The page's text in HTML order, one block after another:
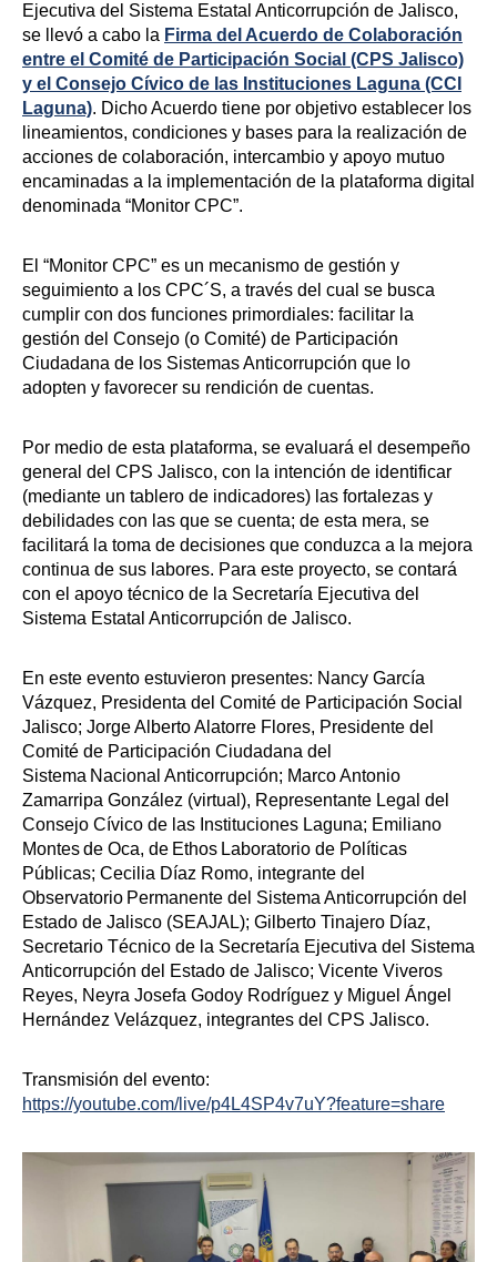
Ejecutiva del Sistema Estatal Anticorrupción de Jalisco,
se llevó a cabo la Firma del Acuerdo de Colaboración
entre el Comité de Participación Social (CPS Jalisco)
y el Consejo Cívico de las Instituciones Laguna (CCI
Laguna). Dicho Acuerdo tiene por objetivo establecer los
lineamientos, condiciones y bases para la realización de
acciones de colaboración, intercambio y apoyo mutuo
encaminadas a la implementación de la plataforma digital
denominada “Monitor CPC”.
El “Monitor CPC” es un mecanismo de gestión y
seguimiento a los CPC´S, a través del cual se busca
cumplir con dos funciones primordiales: facilitar la
gestión del Consejo (o Comité) de Participación
Ciudadana de los Sistemas Anticorrupción que lo
adopten y favorecer su rendición de cuentas.
Por medio de esta plataforma, se evaluará el desempeño
general del CPS Jalisco, con la intención de identificar
(mediante un tablero de indicadores) las fortalezas y
debilidades con las que se cuenta; de esta mera, se
facilitará la toma de decisiones que conduzca a la mejora
continua de sus labores. Para este proyecto, se contará
con el apoyo técnico de la Secretaría Ejecutiva del
Sistema Estatal Anticorrupción de Jalisco.
En este evento estuvieron presentes: Nancy García
Vázquez, Presidenta del Comité de Participación Social
Jalisco; Jorge Alberto Alatorre Flores, Presidente del
Comité de Participación Ciudadana del
Sistema Nacional Anticorrupción; Marco Antonio
Zamarripa González (virtual), Representante Legal del
Consejo Cívico de las Instituciones Laguna; Emiliano
Montes de Oca, de Ethos Laboratorio de Políticas
Públicas; Cecilia Díaz Romo, integrante del
Observatorio Permanente del Sistema Anticorrupción del
Estado de Jalisco (SEAJAL); Gilberto Tinajero Díaz,
Secretario Técnico de la Secretaría Ejecutiva del Sistema
Anticorrupción del Estado de Jalisco; Vicente Viveros
Reyes, Neyra Josefa Godoy Rodríguez y Miguel Ángel
Hernández Velázquez, integrantes del CPS Jalisco.
Transmisión del evento:
https://youtube.com/live/p4L4SP4v7uY?feature=share